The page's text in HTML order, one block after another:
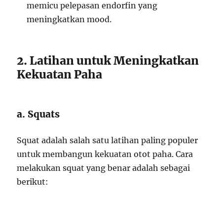
memicu pelepasan endorfin yang
meningkatkan mood.
2. Latihan untuk Meningkatkan
Kekuatan Paha
a. Squats
Squat adalah salah satu latihan paling populer
untuk membangun kekuatan otot paha. Cara
melakukan squat yang benar adalah sebagai
berikut: